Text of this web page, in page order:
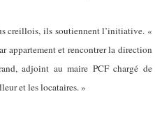
creillois, ils soutiennent l’initiative. «
appartement et rencontrer la direction
adjoint au maire PCF chargé de
et les locataires. »